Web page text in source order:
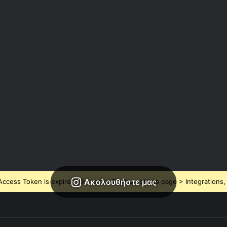
Ακολουθήστε μας
Token is expired, Go to the Theme options page >